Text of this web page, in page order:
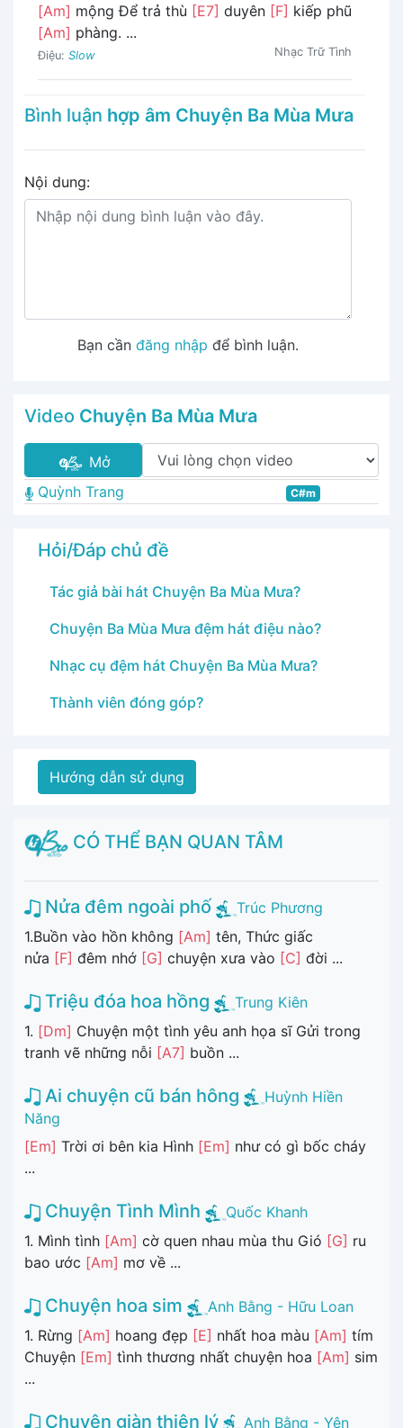
[Am] mộng Để trả thù [E7] duyên [F] kiếp phũ
[Am] phàng. ...
Điệu: Slow Nhạc Trữ Tình
Bình luận hợp âm Chuyện Ba Mùa Mưa
Nội dung:
Bạn cần đăng nhập để bình luận.
Video Chuyện Ba Mùa Mưa
Mở
Quỳnh Trang
C#m
Hỏi/Đáp chủ đề
Tác giả bài hát Chuyện Ba Mùa Mưa?
Chuyện Ba Mùa Mưa đệm hát điệu nào?
Nhạc cụ đệm hát Chuyện Ba Mùa Mưa?
Thành viên đóng góp?
Hướng dẫn sử dụng
CÓ THỂ BẠN QUAN TÂM
Nửa đêm ngoài phố
Trúc Phương
1.Buồn vào hồn không [Am] tên, Thức giấc
nửa [F] đêm nhớ [G] chuyện xưa vào [C] đời ...
Triệu đóa hoa hồng
Trung Kiên
1. [Dm] Chuyện một tình yêu anh họa sĩ Gửi trong
tranh vẽ những nỗi [A7] buồn ...
Ai chuyện cũ bán hông
Huỳnh Hiền
Năng
[Em] Trời ơi bên kia Hình [Em] như có gì bốc cháy
...
Chuyện Tình Mình
Quốc Khanh
1. Mình tình [Am] cờ quen nhau mùa thu Gió [G] ru
bao ước [Am] mơ về ...
Chuyện hoa sim
Anh Bằng - Hữu Loan
1. Rừng [Am] hoang đẹp [E] nhất hoa màu [Am] tím
Chuyện [Em] tình thương nhất chuyện hoa [Am] sim
...
Chuyện giàn thiên lý Anh Bằng - Yên